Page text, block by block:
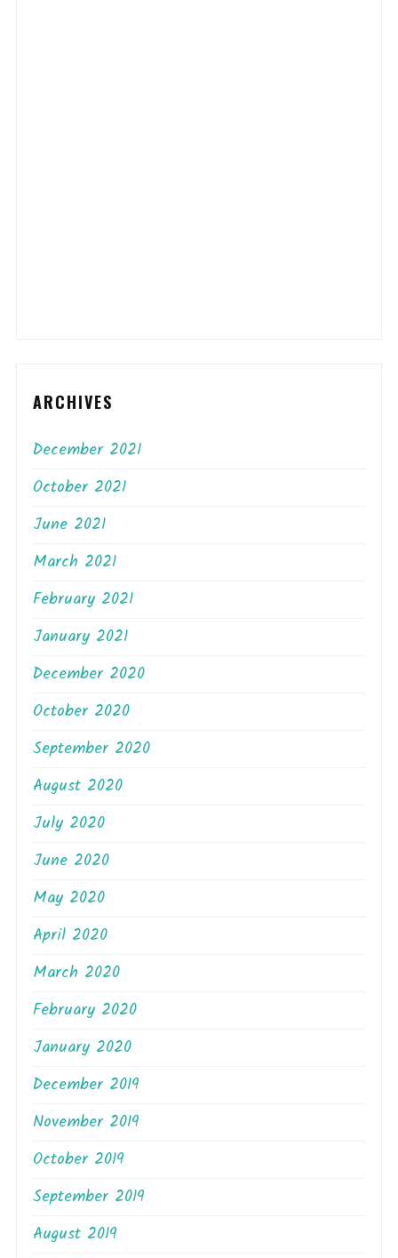
ARCHIVES
December 2021
October 2021
June 2021
March 2021
February 2021
January 2021
December 2020
October 2020
September 2020
August 2020
July 2020
June 2020
May 2020
April 2020
March 2020
February 2020
January 2020
December 2019
November 2019
October 2019
September 2019
August 2019